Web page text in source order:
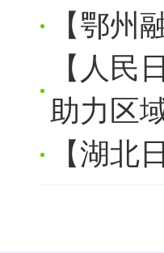
【鄂州
【人民
助力区
【湖北